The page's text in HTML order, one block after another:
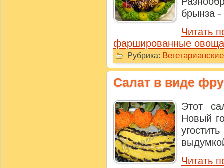
брынза
Читать
фаршированные
Рубрика:
Салат в виде
Этот
Новый
Читать